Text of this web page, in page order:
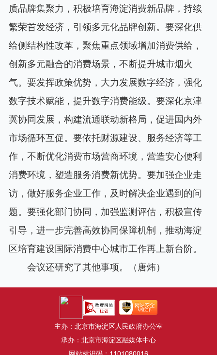
质品牌集聚力，积极培育海淀消费新品牌，持续
繁荣首发经济，引领多元化品牌创新。要深化供
给侧结构性改革，聚焦重点领域增加消费供给，
创新多元融合的消费场景，不断提升城市烟火
气。要发挥政策优势，大力发展数字经济，强化
数字技术赋能，提升数字消费能级。要深化京津
冀协同发展，构建流通联动新格局，促进国内外
市场循环互促。要依托财源建设、服务经济等工
作，不断优化消费市场营商环境，营造安心便利
消费环境，塑造服务消费新优势。要加强企业走
访，做好服务企业工作，及时解决企业遇到的问
题。要强化部门协同，加强监测评估，积极宣传
引导，进一步完善高效协同保障机制，推动海淀
区培育建设国际消费中心城市工作再上新台阶。
会议还研究了其他事项。（唐炜）
主办：北京市海淀区人民政府办公室
承办：北京市海淀区融媒体中心